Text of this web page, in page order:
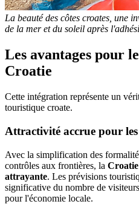
La beauté des côtes croates, une
de la mer et du soleil après
Les avantages pour
Croatie
Cette intégration représente un
touristique croate.
Attractivité accrue pour
Avec la simplification des
contrôles aux frontières, la
attrayante. Les prévisions
significative du nombre de
pour l'économie locale.